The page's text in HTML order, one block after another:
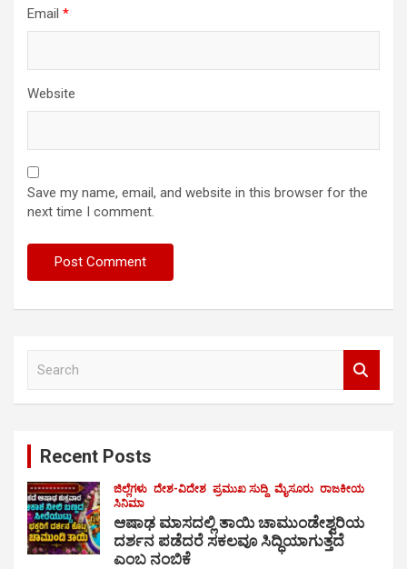
Email *
Website
Save my name, email, and website in this browser for the
next time I comment.
Recent Posts
ಜಿಲ್ಲೆಗಳು ದೇಶ-ವಿದೇಶ ಪ್ರಮುಖ ಸುದ್ದಿ ಮೈಸೂರು ರಾಜಕೀಯ
ಸಿನಿಮಾ
ಆಷಾಢ ಮಾಸದಲ್ಲಿ ತಾಯಿ ಚಾಮುಂಡೇಶ್ವರಿಯ
ದರ್ಶನ ಪಡೆದರೆ ಸಕಲವೂ ಸಿದ್ಧಿಯಾಗುತ್ತದೆ
ಎಂಬ ನಂಬಿಕೆ